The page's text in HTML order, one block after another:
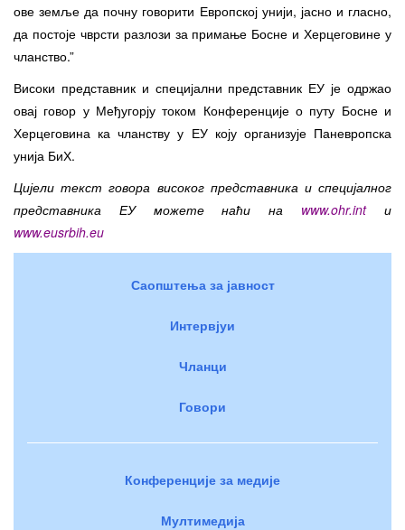
ове земље да почну говорити Европској унији, јасно и гласно,
да постоје чврсти разлози за примање Босне и Херцеговине у
чланство.”
Високи представник и специјални представник ЕУ је одржао
овај говор у Међугорју током Конференције о путу Босне и
Херцеговина ка чланству у ЕУ коју организује Паневропска
унија БиХ.
Цијели текст говора високог представника и специјалног
представника ЕУ можете наћи на www.ohr.intи
www.eusrbih.eu
Саопштења за јавност
Интервјуи
Чланци
Говори
Конференције за медије
Мултимедија